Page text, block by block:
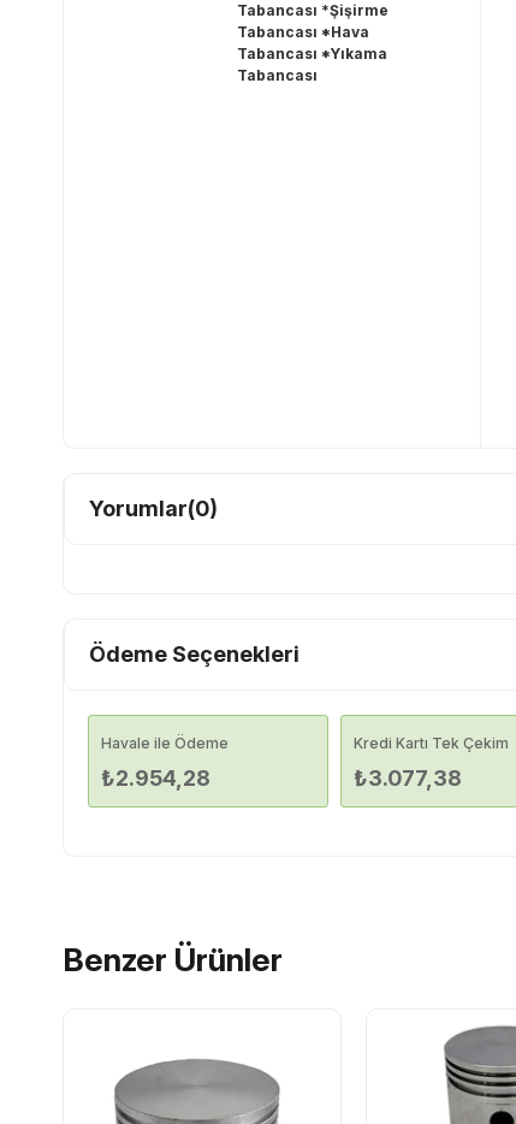
Tabancası *Şişirme
Tabancası *Hava
Tabancası *Yıkama
Tabancası
Yorumlar(0)
Ödeme Seçenekleri
Havale ile Ödeme
₺2.954,28
Kredi Kartı Tek Çekim
₺3.077,38
Benzer Ürünler